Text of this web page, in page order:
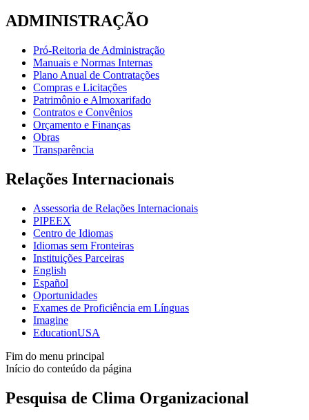
ADMINISTRAÇÃO
Pró-Reitoria de Administração
Manuais e Normas Internas
Plano Anual de Contratações
Compras e Licitações
Patrimônio e Almoxarifado
Contratos e Convênios
Orçamento e Finanças
Obras
Transparência
Relações Internacionais
Assessoria de Relações Internacionais
PIPEEX
Centro de Idiomas
Idiomas sem Fronteiras
Instituições Parceiras
English
Español
Oportunidades
Exames de Proficiência em Línguas
Imagine
EducationUSA
Fim do menu principal
Início do conteúdo da página
Pesquisa de Clima Organizacional